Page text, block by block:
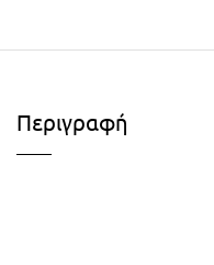
Περιγραφή